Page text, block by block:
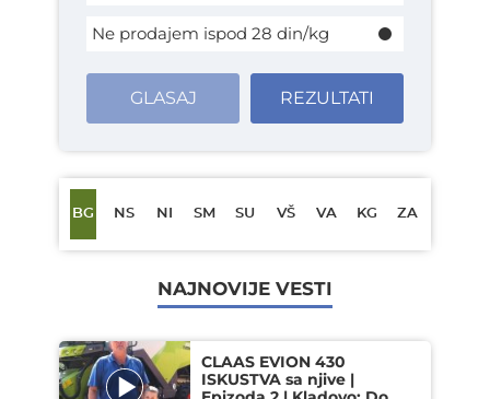
Ne prodajem ispod 28 din/kg
GLASAJ REZULTATI
BG NS NI SM SU VŠ VA KG ZA
NAJNOVIJE VESTI
CLAAS EVION 430
ISKUSTVA sa njive |